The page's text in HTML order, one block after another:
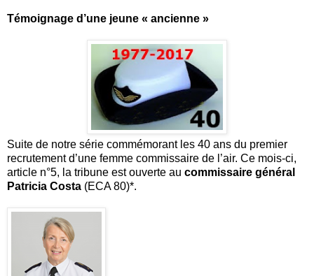
Témoignage d’une jeune « ancienne »
Suite de notre série commémorant les 40 ans du premier
recrutement d’une femme commissaire de l’air. Ce mois-ci,
article n°5, la tribune est ouverte au commissaire général
Patricia Costa (ECA 80)*.